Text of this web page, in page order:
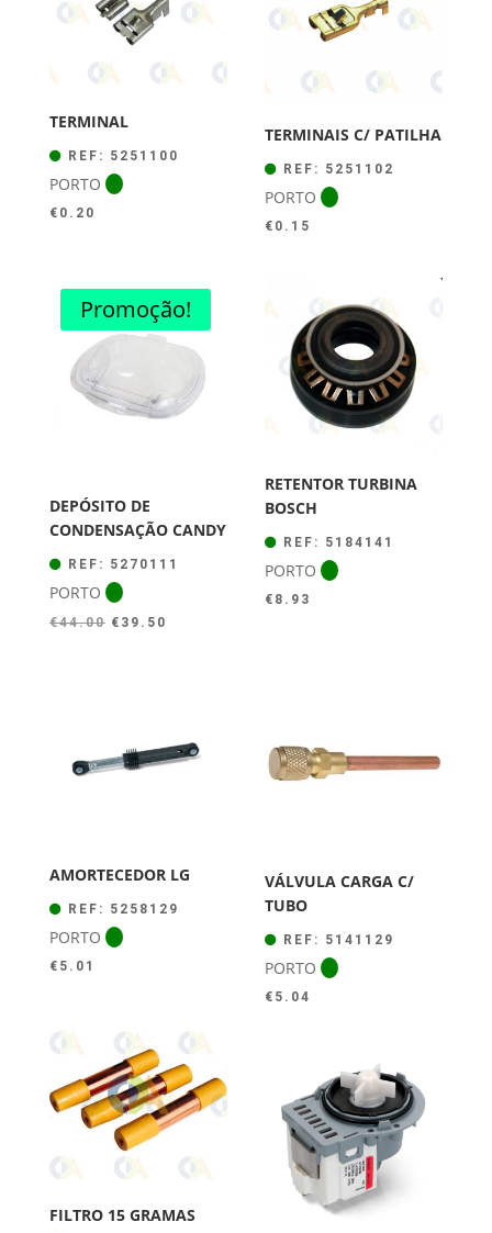
TERMINAL
REF: 5251100
PORTO
€ 0.20
TERMINAIS C/ PATILHA
REF: 5251102
PORTO
€ 0.15
Promoção!
DEPÓSITO DE
CONDENSAÇÃO CANDY
REF: 5270111
PORTO
€44.00 O
€ 39.50
RETENTOR TURBINA
BOSCH
REF: 5184141
PORTO
€ 8.93
AMORTECEDOR LG
REF: 5258129
PORTO
€ 5.01
VÁLVULA CARGA C/
TUBO
REF: 5141129
PORTO
€ 5.04
FILTRO 15 GRAMAS